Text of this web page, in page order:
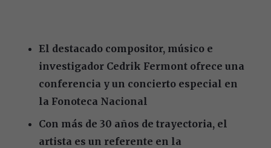
El destacado compositor, músico e
investigador Cedrik Fermont ofrece una
conferencia y un concierto especial en
la Fonoteca Nacional
Con más de 30 años de trayectoria, el
artista es un referente en la